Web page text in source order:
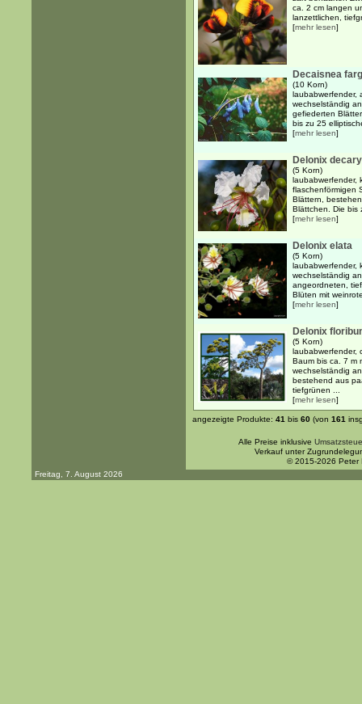
ca. 2 cm langen
lanzettlichen,
[mehr lesen]
Decaisnea
(10 Korn)
laubabwerfender,
wechselständig
gefiederten
bis zu 25
[mehr lesen]
Delonix
(5 Korn)
laubabwerfender,
flaschenförmigen
Blättern,
Blättchen. Die bis
[mehr lesen]
Delonix elata
(5 Korn)
laubabwerfender,
wechselständig
angeordneten,
Blüten mit
[mehr lesen]
Delonix
(5 Korn)
laubabwerfender,
Baum bis ca. 7 m
wechselständig
bestehend aus
tiefgrünen ...
[mehr lesen]
angezeigte Produkte: 41 bis 60 (von 161
Alle Preise inklusive
Verkauf unter
© 2015-2026 Peter
Freitag, 7. August 2026